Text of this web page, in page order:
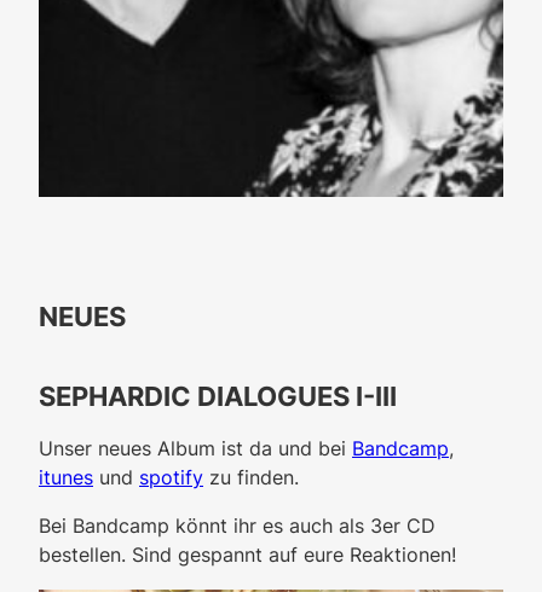
NEUES
SEPHARDIC DIALOGUES I-III
Unser neues Album ist da und bei Bandcamp,
itunes und spotify zu finden.
Bei Bandcamp könnt ihr es auch als 3er CD
bestellen. Sind gespannt auf eure Reaktionen!